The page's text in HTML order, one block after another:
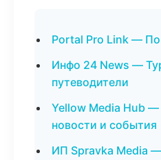
Portal Pro Link —
Инфо 24 News —
путеводители
Yellow Media Hub —
новости и события
ИП Spravka Media